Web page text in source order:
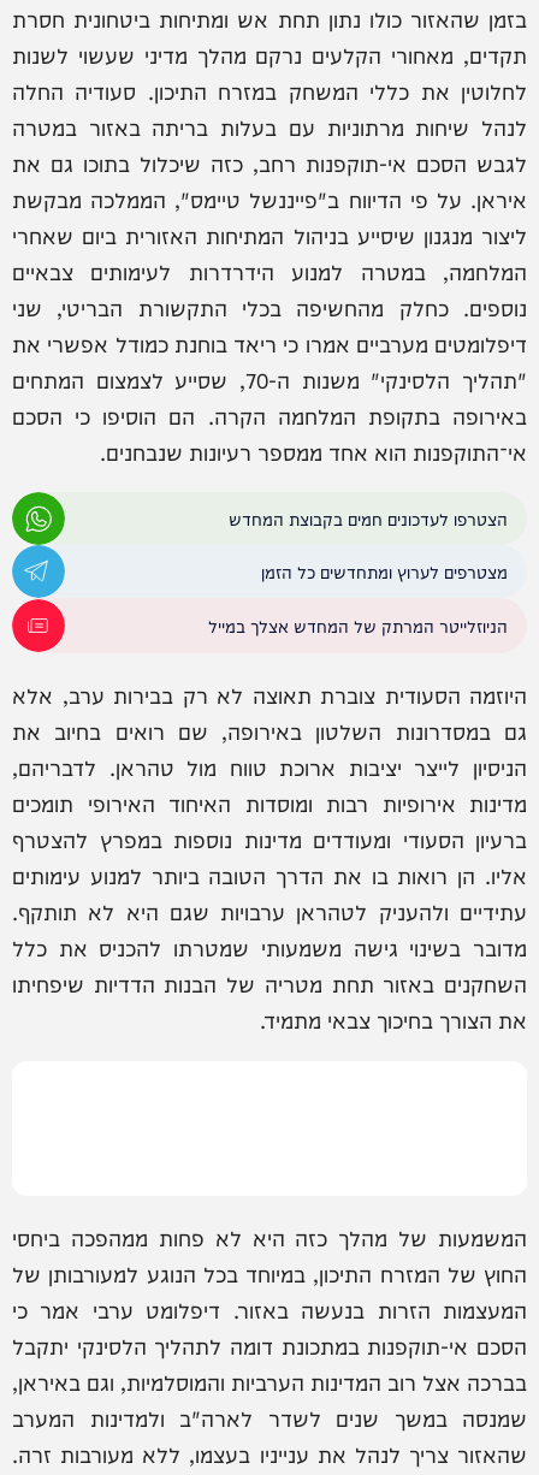
בזמן שהאזור כולו נתון תחת אש ומתיחות ביטחונית חסרת
תקדים, מאחורי הקלעים נרקם מהלך מדיני שעשוי לשנות
לחלוטין את כללי המשחק במזרח התיכון. סעודיה החלה
לנהל שיחות מרתוניות עם בעלות בריתה באזור במטרה
לגבש הסכם אי-תוקפנות רחב, כזה שיכלול בתוכו גם את
איראן. על פי הדיווח ב"פייננשל טיימס", הממלכה מבקשת
ליצור מנגנון שיסייע בניהול המתיחות האזורית ביום שאחרי
המלחמה, במטרה למנוע הידרדרות לעימותים צבאיים
נוספים. כחלק מהחשיפה בכלי התקשורת הבריטי, שני
דיפלומטים מערביים אמרו כי ריאד בוחנת כמודל אפשרי את
"תהליך הלסינקי" משנות ה-70, שסייע לצמצום המתחים
באירופה בתקופת המלחמה הקרה. הם הוסיפו כי הסכם
אי־התוקפנות הוא אחד ממספר רעיונות שנבחנים.
הצטרפו לעדכונים חמים בקבוצת המחדש
מצטרפים לערוץ ומתחדשים כל הזמן
הניוזלייטר המרתק של המחדש אצלך במייל
היוזמה הסעודית צוברת תאוצה לא רק בבירות ערב, אלא
גם במסדרונות השלטון באירופה, שם רואים בחיוב את
הניסיון לייצר יציבות ארוכת טווח מול טהראן. לדבריהם,
מדינות אירופיות רבות ומוסדות האיחוד האירופי תומכים
ברעיון הסעודי ומעודדים מדינות נוספות במפרץ להצטרף
אליו. הן רואות בו את הדרך הטובה ביותר למנוע עימותים
עתידיים ולהעניק לטהראן ערבויות שגם היא לא תותקף.
מדובר בשינוי גישה משמעותי שמטרתו להכניס את כלל
השחקנים באזור תחת מטריה של הבנות הדדיות שיפחיתו
את הצורך בחיכוך צבאי מתמיד.
המשמעות של מהלך כזה היא לא פחות ממהפכה ביחסי
החוץ של המזרח התיכון, במיוחד בכל הנוגע למעורבותן של
המעצמות הזרות בנעשה באזור. דיפלומט ערבי אמר כי
הסכם אי-תוקפנות במתכונת דומה לתהליך הלסינקי יתקבל
בברכה אצל רוב המדינות הערביות והמוסלמיות, וגם באיראן,
שמנסה במשך שנים לשדר לארה"ב ולמדינות המערב
שהאזור צריך לנהל את ענייניו בעצמו, ללא מעורבות זרה.